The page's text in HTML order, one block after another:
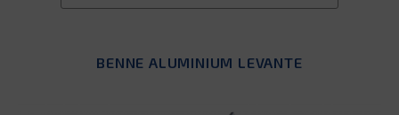
BENNE ALUMINIUM LEVANTE